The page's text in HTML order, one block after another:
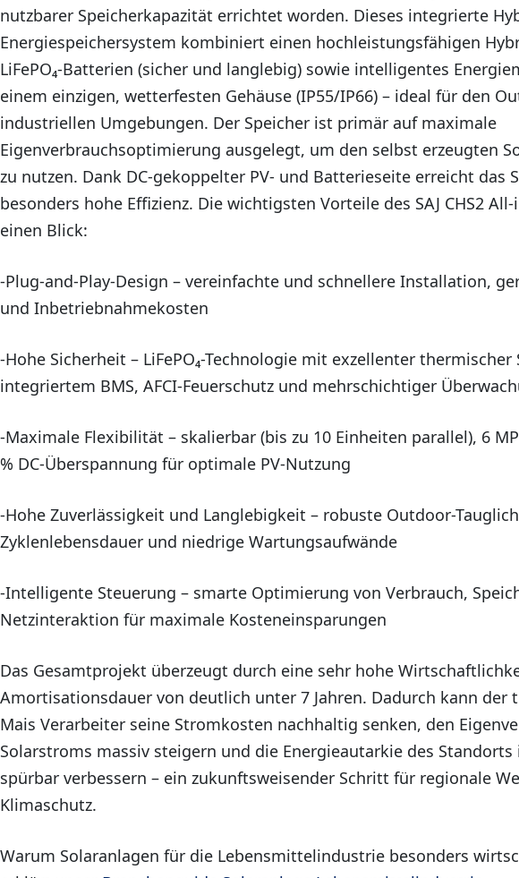
nutzbarer Speicherkapazität errichtet worden. Dieses integrierte
Energiespeichersystem kombiniert einen hochleistungsfähigen
LiFePO₄-Batterien (sicher und langlebig) sowie intelligentes
einem einzigen, wetterfesten Gehäuse (IP55/IP66) – ideal für den
industriellen Umgebungen. Der Speicher ist primär auf maximale
Eigenverbrauchsoptimierung ausgelegt, um den selbst erzeugten
zu nutzen. Dank DC-gekoppelter PV- und Batterieseite erreicht das
besonders hohe Effizienz. Die wichtigsten Vorteile des SAJ CHS2
einen Blick:
-Plug-and-Play-Design – vereinfachte und schnellere Installation,
und Inbetriebnahmekosten
-Hohe Sicherheit – LiFePO₄-Technologie mit exzellenter
integriertem BMS, AFCI-Feuerschutz und mehrschichtiger
-Maximale Flexibilität – skalierbar (bis zu 10 Einheiten parallel), 6
% DC-Überspannung für optimale PV-Nutzung
-Hohe Zuverlässigkeit und Langlebigkeit – robuste Outdoor-
Zyklenlebensdauer und niedrige Wartungsaufwände
-Intelligente Steuerung – smarte Optimierung von Verbrauch,
Netzinteraktion für maximale Kosteneinsparungen
Das Gesamtprojekt überzeugt durch eine sehr hohe
Amortisationsdauer von deutlich unter 7 Jahren. Dadurch kann der
Mais Verarbeiter seine Stromkosten nachhaltig senken, den
Solarstroms massiv steigern und die Energieautarkie des Standorts
spürbar verbessern – ein zukunftsweisender Schritt für regionale
Klimaschutz.
Warum Solaranlagen für die Lebensmittelindustrie besonders